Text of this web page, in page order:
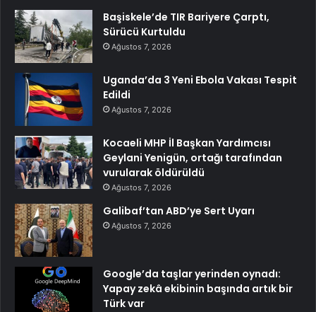
Başiskele’de TIR Bariyere Çarptı,
Sürücü Kurtuldu
Ağustos 7, 2026
Uganda’da 3 Yeni Ebola Vakası Tespit
Edildi
Ağustos 7, 2026
Kocaeli MHP İl Başkan Yardımcısı
Geylani Yenigün, ortağı tarafından
vurularak öldürüldü
Ağustos 7, 2026
Galibaf’tan ABD’ye Sert Uyarı
Ağustos 7, 2026
Google’da taşlar yerinden oynadı:
Yapay zekâ ekibinin başında artık bir
Türk var